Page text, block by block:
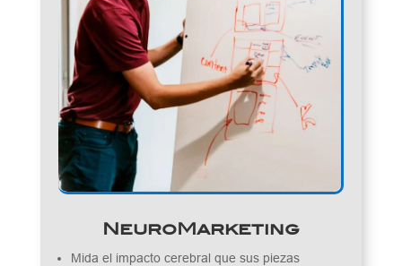
NeuroMarketing
Mida el impacto cerebral que sus piezas